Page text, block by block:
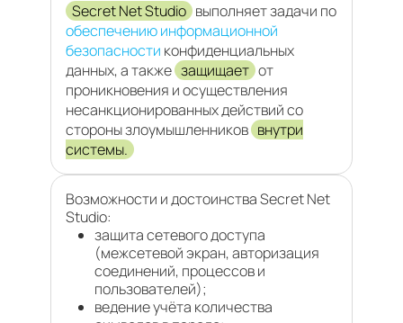
Secret Net Studio выполняет задачи по
обеспечению информационной
безопасности конфиденциальных
данных, а также защищает от
проникновения и осуществления
несанкционированных действий со
стороны злоумышленников внутри
системы.
Возможности и достоинства Secret Net
Studio:
защита сетевого доступа
(межсетевой экран, авторизация
соединений, процессов и
пользователей);
ведение учёта количества